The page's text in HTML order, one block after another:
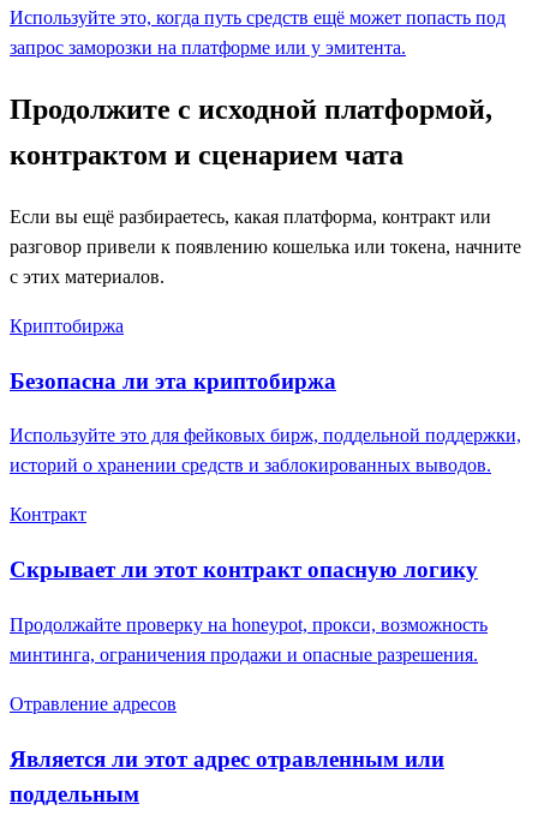
Используйте это, когда путь средств ещё может попасть под
запрос заморозки на платформе или у эмитента.
Продолжите с исходной платформой,
контрактом и сценарием чата
Если вы ещё разбираетесь, какая платформа, контракт или
разговор привели к появлению кошелька или токена, начните
с этих материалов.
Криптобиржа
Безопасна ли эта криптобиржа
Используйте это для фейковых бирж, поддельной поддержки,
историй о хранении средств и заблокированных выводов.
Контракт
Скрывает ли этот контракт опасную логику
Продолжайте проверку на honeypot, прокси, возможность
минтинга, ограничения продажи и опасные разрешения.
Отравление адресов
Является ли этот адрес отравленным или
поддельным